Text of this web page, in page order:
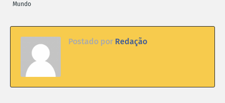
Mundo
Postado por Redação